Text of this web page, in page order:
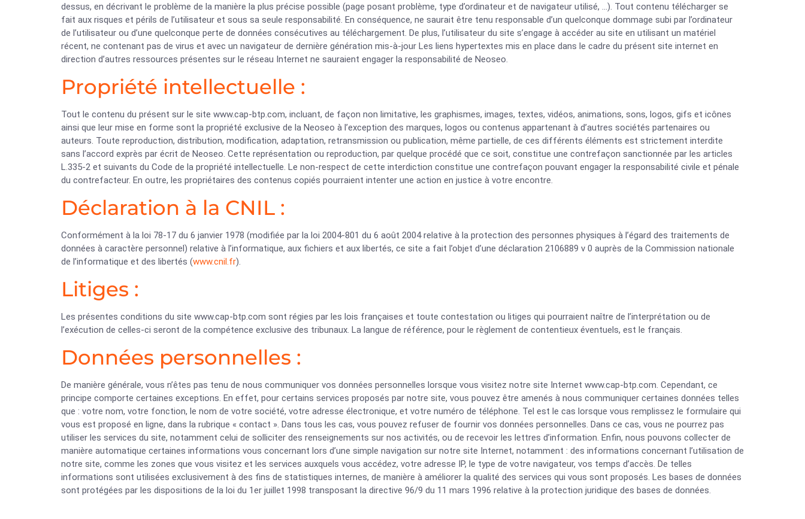
dessus, en décrivant le problème de la manière la plus précise possible (page posant problème, type d’ordinateur et de navigateur utilisé, …). Tout contenu télécharger se
fait aux risques et périls de l’utilisateur et sous sa seule responsabilité. En conséquence, ne saurait être tenu responsable d’un quelconque dommage subi par l’ordinateur
de l’utilisateur ou d’une quelconque perte de données consécutives au téléchargement. De plus, l’utilisateur du site s’engage à accéder au site en utilisant un matériel
récent, ne contenant pas de virus et avec un navigateur de dernière génération mis-à-jour Les liens hypertextes mis en place dans le cadre du présent site internet en
direction d’autres ressources présentes sur le réseau Internet ne sauraient engager la responsabilité de Neoseo.
Propriété intellectuelle :
Tout le contenu du présent sur le site www.cap-btp.com, incluant, de façon non limitative, les graphismes, images, textes, vidéos, animations, sons, logos, gifs et icônes
ainsi que leur mise en forme sont la propriété exclusive de la Neoseo à l’exception des marques, logos ou contenus appartenant à d’autres sociétés partenaires ou
auteurs. Toute reproduction, distribution, modification, adaptation, retransmission ou publication, même partielle, de ces différents éléments est strictement interdite
sans l’accord exprès par écrit de Neoseo. Cette représentation ou reproduction, par quelque procédé que ce soit, constitue une contrefaçon sanctionnée par les articles
L.335-2 et suivants du Code de la propriété intellectuelle. Le non-respect de cette interdiction constitue une contrefaçon pouvant engager la responsabilité civile et pénale
du contrefacteur. En outre, les propriétaires des contenus copiés pourraient intenter une action en justice à votre encontre.
Déclaration à la CNIL :
Conformément à la loi 78-17 du 6 janvier 1978 (modifiée par la loi 2004-801 du 6 août 2004 relative à la protection des personnes physiques à l’égard des traitements de
données à caractère personnel) relative à l’informatique, aux fichiers et aux libertés, ce site a fait l’objet d’une déclaration 2106889 v 0 auprès de la Commission nationale
de l’informatique et des libertés (www.cnil.fr).
Litiges :
Les présentes conditions du site www.cap-btp.com sont régies par les lois françaises et toute contestation ou litiges qui pourraient naître de l’interprétation ou de
l’exécution de celles-ci seront de la compétence exclusive des tribunaux. La langue de référence, pour le règlement de contentieux éventuels, est le français.
Données personnelles :
De manière générale, vous n’êtes pas tenu de nous communiquer vos données personnelles lorsque vous visitez notre site Internet www.cap-btp.com. Cependant, ce
principe comporte certaines exceptions. En effet, pour certains services proposés par notre site, vous pouvez être amenés à nous communiquer certaines données telles
que : votre nom, votre fonction, le nom de votre société, votre adresse électronique, et votre numéro de téléphone. Tel est le cas lorsque vous remplissez le formulaire qui
vous est proposé en ligne, dans la rubrique « contact ». Dans tous les cas, vous pouvez refuser de fournir vos données personnelles. Dans ce cas, vous ne pourrez pas
utiliser les services du site, notamment celui de solliciter des renseignements sur nos activités, ou de recevoir les lettres d’information. Enfin, nous pouvons collecter de
manière automatique certaines informations vous concernant lors d’une simple navigation sur notre site Internet, notamment : des informations concernant l’utilisation de
notre site, comme les zones que vous visitez et les services auxquels vous accédez, votre adresse IP, le type de votre navigateur, vos temps d’accès. De telles
informations sont utilisées exclusivement à des fins de statistiques internes, de manière à améliorer la qualité des services qui vous sont proposés. Les bases de données
sont protégées par les dispositions de la loi du 1er juillet 1998 transposant la directive 96/9 du 11 mars 1996 relative à la protection juridique des bases de données.